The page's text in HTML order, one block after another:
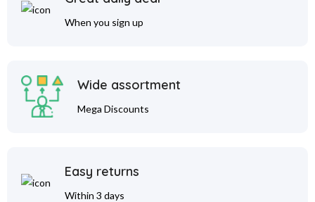
When you sign up
Wide assortment
Mega Discounts
Easy returns
Within 3 days